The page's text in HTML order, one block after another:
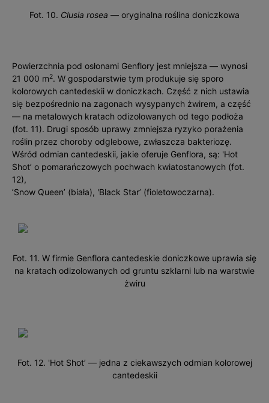
Fot. 10. Clusia rosea — oryginalna roślina doniczkowa
Powierzchnia pod osłonami Genflory jest mniejsza — wynosi
21 000 m2. W gospodarstwie tym produkuje się sporo
kolorowych cantedeskii w doniczkach. Część z nich ustawia
się bezpośrednio na zagonach wysypanych żwirem, a część
— na metalowych kratach odizolowanych od tego podłoża
(fot. 11). Drugi sposób uprawy zmniejsza ryzyko porażenia
roślin przez choroby odglebowe, zwłaszcza bakteriozę.
Wśród odmian cantedeskii, jakie oferuje Genflora, są: 'Hot
Shot’ o pomarańczowych pochwach kwia­tostanowych (fot.
12),
’Snow Queen’ (biała), 'Black Star’ (fioletowoczarna).
Fot. 11. W firmie Genflora cantedeskie doniczkowe uprawia się
na kratach odizolowanych od gruntu szklarni lub na warstwie
żwiru
Fot. 12. 'Hot Shot’ — jedna z ciekawszych odmian kolorowej
cantedeskii